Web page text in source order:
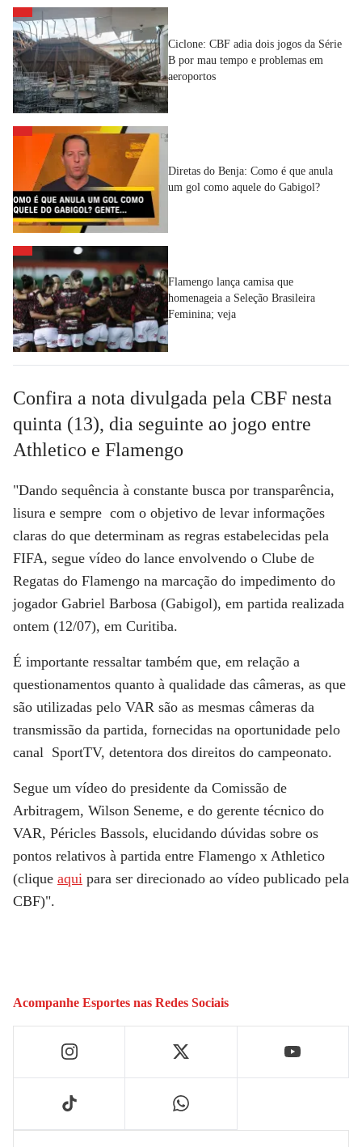
Ciclone: CBF adia dois jogos da Série
B por mau tempo e problemas em
aeroportos
Diretas do Benja: Como é que anula
um gol como aquele do Gabigol?
Flamengo lança camisa que
homenageia a Seleção Brasileira
Feminina; veja
Confira a nota divulgada pela CBF nesta
quinta (13), dia seguinte ao jogo entre
Athletico e Flamengo
"Dando sequência à constante busca por transparência,
lisura e sempre com o objetivo de levar informações
claras do que determinam as regras estabelecidas pela
FIFA, segue vídeo do lance envolvendo o Clube de
Regatas do Flamengo na marcação do impedimento do
jogador Gabriel Barbosa (Gabigol), em partida realizada
ontem (12/07), em Curitiba.
É importante ressaltar também que, em relação a
questionamentos quanto à qualidade das câmeras, as que
são utilizadas pelo VAR são as mesmas câmeras da
transmissão da partida, fornecidas na oportunidade pelo
canal SportTV, detentora dos direitos do campeonato.
Segue um vídeo do presidente da Comissão de
Arbitragem, Wilson Seneme, e do gerente técnico do
VAR, Péricles Bassols, elucidando dúvidas sobre os
pontos relativos à partida entre Flamengo x Athletico
(clique aqui para ser direcionado ao vídeo publicado pela
CBF)".
Acompanhe Esportes nas Redes Sociais